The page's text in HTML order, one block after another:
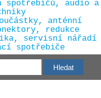
spotřebičů, audio a
anténní
redukce
servisní nářadí
spotřebiče